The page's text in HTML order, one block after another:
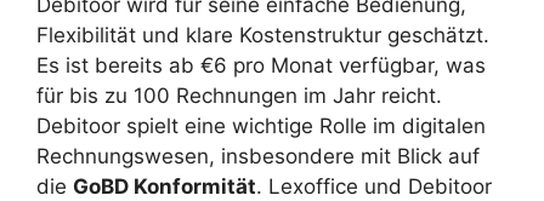
Debitoor wird für seine einfache Bedienung,
Flexibilität und klare Kostenstruktur geschätzt.
Es ist bereits ab €6 pro Monat verfügbar, was
für bis zu 100 Rechnungen im Jahr reicht.
Debitoor spielt eine wichtige Rolle im digitalen
Rechnungswesen, insbesondere mit Blick auf
die GoBD Konformität. Lexoffice und Debitoor